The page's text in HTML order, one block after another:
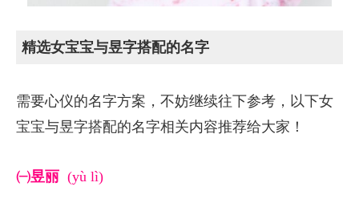
精选女宝宝与昱字搭配的名字
需要心仪的名字方案，不妨继续往下参考，以下女
宝宝与昱字搭配的名字相关内容推荐给大家！
㈠昱丽 (yù lì)